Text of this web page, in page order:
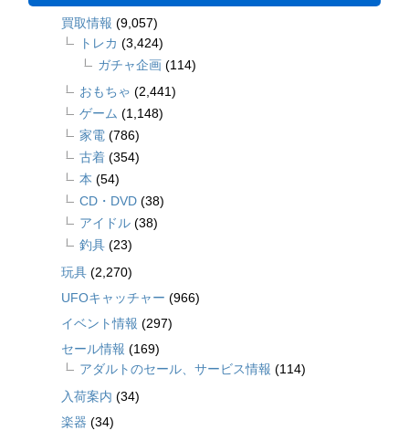
買取情報 (9,057)
トレカ (3,424)
ガチャ企画 (114)
おもちゃ (2,441)
ゲーム (1,148)
家電 (786)
古着 (354)
本 (54)
CD・DVD (38)
アイドル (38)
釣具 (23)
玩具 (2,270)
UFOキャッチャー (966)
イベント情報 (297)
セール情報 (169)
アダルトのセール、サービス情報 (114)
入荷案内 (34)
楽器 (34)